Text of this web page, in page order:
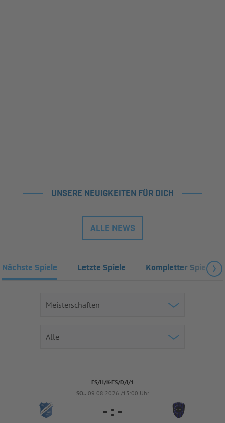
UNSERE NEUIGKEITEN FÜR DICH
ALLE NEWS
Nächste Spiele Letzte Spiele Kompletter Spielplan
FS/H/K-FS/D/I/1
SO.. 09.08.2026 /15:00 Uhr
- : -